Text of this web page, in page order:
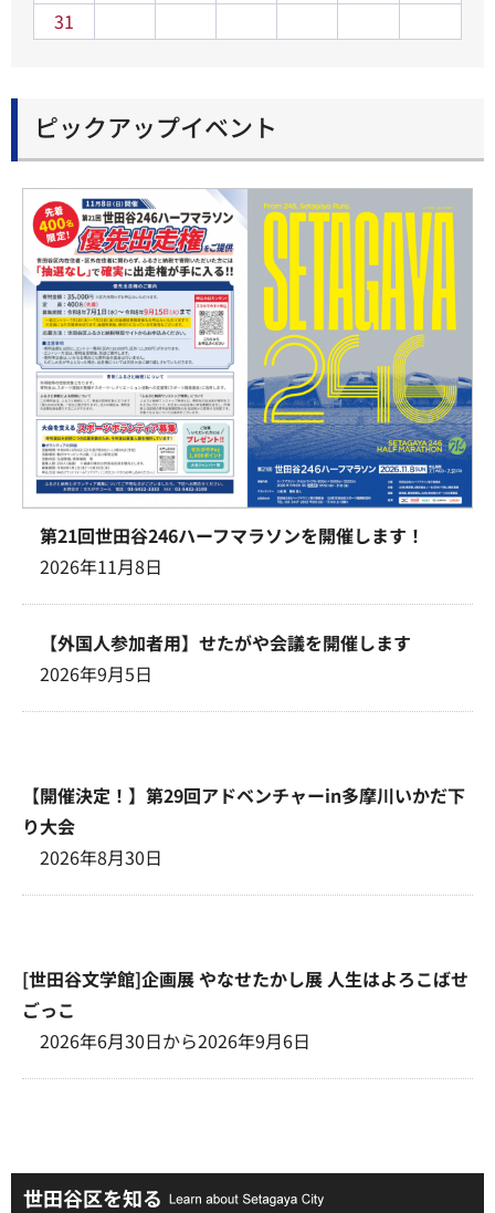
31
ピックアップイベント
第21回世田谷246ハーフマラソンを開催します！
2026年11月8日
【外国人参加者用】せたがや会議を開催します
2026年9月5日
【開催決定！】第29回アドベンチャーin多摩川いかだ下
り大会
2026年8月30日
[世田谷文学館]企画展 やなせたかし展 人生はよろこばせ
ごっこ
2026年6月30日から2026年9月6日
世田谷区を知る